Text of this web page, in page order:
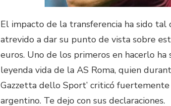
El impacto de la transferencia ha sido tal
atrevido a dar su punto de vista sobre
euros. Uno de los primeros en hacerlo ha
leyenda vida de la AS Roma, quien
Gazzetta dello Sport’ criticó
argentino. Te dejo con sus declaraciones.